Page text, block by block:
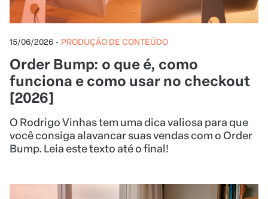
15/06/2026 • PRODUÇÃO DE CONTEÚDO
Order Bump: o que é, como
funciona e como usar no checkout
[2026]
O Rodrigo Vinhas tem uma dica valiosa para que
você consiga alavancar suas vendas com o Order
Bump. Leia este texto até o final!